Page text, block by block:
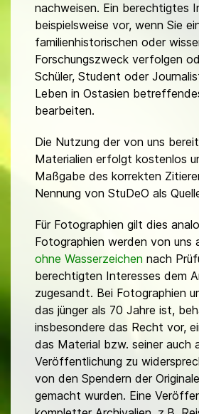
nachweisen. Ein berechtigtes
beispielsweise vor, wenn Sie
familienhistorischen oder
Forschungszweck verfolgen
Schüler, Student oder
Leben in Ostasien
bearbeiten.
Die Nutzung der von uns
Materialien erfolgt kostenlos
Maßgabe des korrekten
Nennung von StuDeO als
Für Fotographien gilt dies
Fotographien werden von uns
ohne Wasserzeichen nach
berechtigten Interesses dem
zugesandt. Bei Fotographien
das jünger als 70 Jahre ist,
insbesondere das Recht vor,
das Material bzw. seiner auch
Veröffentlichung zu
von den Spendern der
gemacht wurden. Eine